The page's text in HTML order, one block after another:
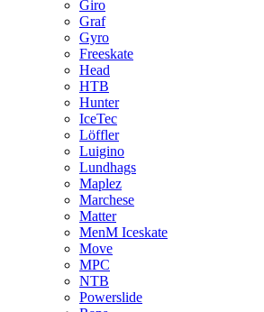
Giro
Graf
Gyro
Freeskate
Head
HTB
Hunter
IceTec
Löffler
Luigino
Lundhags
Maplez
Marchese
Matter
MenM Iceskate
Move
MPC
NTB
Powerslide